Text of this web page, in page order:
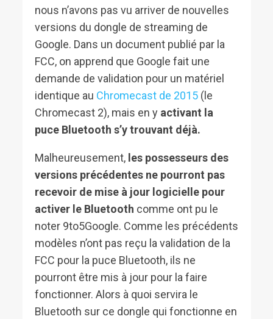
nous n’avons pas vu arriver de nouvelles
versions du dongle de streaming de
Google. Dans un document publié par la
FCC, on apprend que Google fait une
demande de validation pour un matériel
identique au Chromecast de 2015(le
Chromecast 2), mais en y activant la
puce Bluetooth s’y trouvant déjà.
Malheureusement, les possesseurs des
versions précédentes ne pourront pas
recevoir de mise à jour logicielle pour
activer le Bluetooth comme ont pu le
noter 9to5Google. Comme les précédents
modèles n’ont pas reçu la validation de la
FCC pour la puce Bluetooth, ils ne
pourront être mis à jour pour la faire
fonctionner. Alors à quoi servira le
Bluetooth sur ce dongle qui fonctionne en